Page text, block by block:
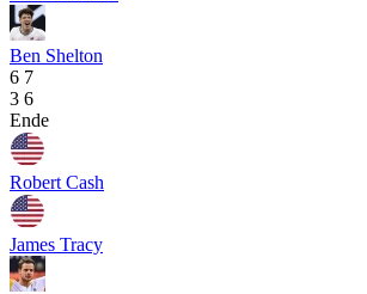
Ben Shelton
6 7
3 6
Ende
Robert Cash
James Tracy